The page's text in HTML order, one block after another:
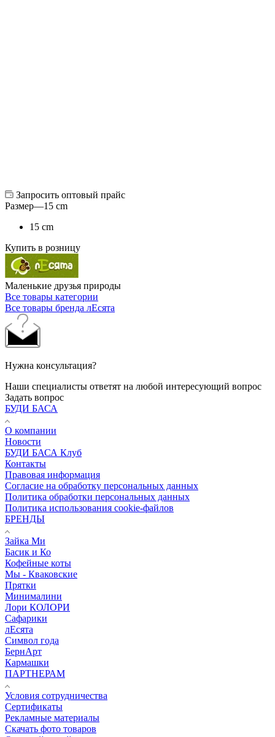
Запросить оптовый прайс
Размер—15 cm
15 cm
Купить в розницу
Маленькие друзья природы
Все товары категории
Все товары бренда лЕсята
Нужна консультация?
Наши специалисты ответят на любой интересующий вопрос
Задать вопрос
БУДИ БАСА
О компании
Новости
БУДИ БАСА Клуб
Контакты
Правовая информация
Согласие на обработку персональных данных
Политика обработки персональных данных
Политика использования cookie-файлов
БРЕНДЫ
Зайка Ми
Басик и Ко
Кофейные коты
Мы - Кваковские
Прятки
Минималини
Лори КОЛОРИ
Сафарики
лЕсята
Символ года
БернАрт
Кармашки
ПАРТНЕРАМ
Условия сотрудничества
Сертификаты
Рекламные материалы
Скачать фото товаров